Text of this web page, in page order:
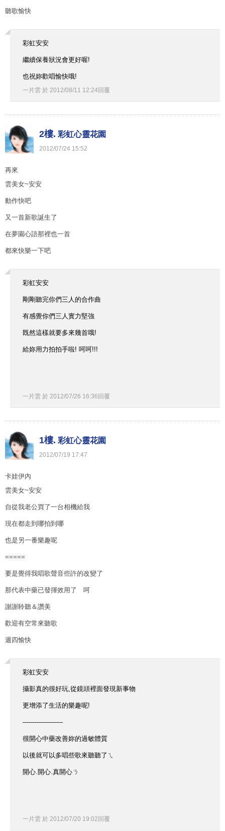
聽歌愉快
彩虹安安
繼續保養狀況會更好喔!
也祝妳歡唱愉快哦!
一片雲 於 2012/08/11 12:24回覆
2樓. 彩虹心靈花園
2012/07/24 15:52
再來
雲美女~安安
動作快吧
又一首新歌誕生了
在夢園心語那裡也一首
都來快樂一下吧
彩虹安安
剛剛聽完你們三人的合作曲
有感覺你們三人實力堅強
既然這樣就要多來幾首哦!
給妳用力拍拍手啦! 呵呵!!!
一片雲 於 2012/07/26 16:36回覆
1樓. 彩虹心靈花園
2012/07/19 17:47
卡娃伊內
雲美女~安安
自從我老公買了一台相機給我
現在都走到哪拍到哪
也是另一番樂趣呢
=====
要是覺得我唱歌聲音些許的改變了
那代表中藥已發揮效用了 呵
謝謝聆聽＆讚美
歡迎有空常來聽歌
週四愉快
彩虹安安
攝影真的很好玩,從鏡頭裡面發現新事物
更增添了生活的樂趣呢!
--------------------
很開心中藥改善妳的過敏體質
以後就可以多唱些歌來聽聽了ㄟ
開心.開心.真開心ㄋ
一片雲 於 2012/07/20 19:02回覆